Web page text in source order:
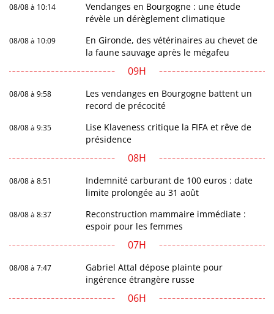
08/08 à 10:14
Vendanges en Bourgogne : une étude
révèle un dérèglement climatique
08/08 à 10:09
En Gironde, des vétérinaires au chevet de
la faune sauvage après le mégafeu
09H
08/08 à 9:58
Les vendanges en Bourgogne battent un
record de précocité
08/08 à 9:35
Lise Klaveness critique la FIFA et rêve de
présidence
08H
08/08 à 8:51
Indemnité carburant de 100 euros : date
limite prolongée au 31 août
08/08 à 8:37
Reconstruction mammaire immédiate :
espoir pour les femmes
07H
08/08 à 7:47
Gabriel Attal dépose plainte pour
ingérence étrangère russe
06H